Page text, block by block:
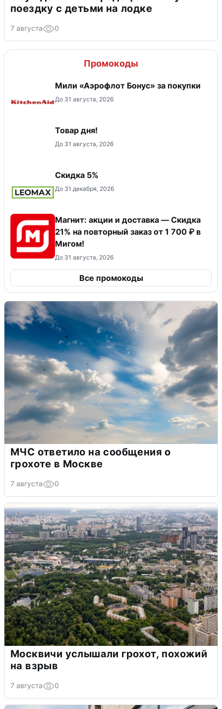
поездку с детьми на лодке
7 августа 0
Промокоды
Мили «Аэрофлот Бонус» за покупки
До 31 августа, 2026
Товар дня!
До 31 августа, 2026
Скидка 5%
До 31 декабря, 2026
Магнит: акции и доставка — Скидка
21% на повторный заказ от 1 700 ₽ в
Мигом!
До 31 августа, 2026
Все промокоды
МЧС ответило на сообщения о
грохоте в Москве
7 августа 0
Москвичи услышали грохот, похожий
на взрыв
7 августа 0